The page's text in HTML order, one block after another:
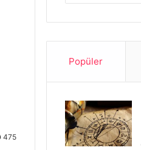
475
Popüler